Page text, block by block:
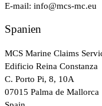
E-mail: info@mcs-mc.eu
Spanien
MCS Marine Claims
Edificio Reina Constanza
C. Porto Pi, 8, 10A
07015 Palma de Mallorca